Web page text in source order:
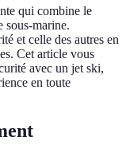
qui combine le
sous-marine.
et celle des autres en
Cet article vous
avec un jet ski,
en toute